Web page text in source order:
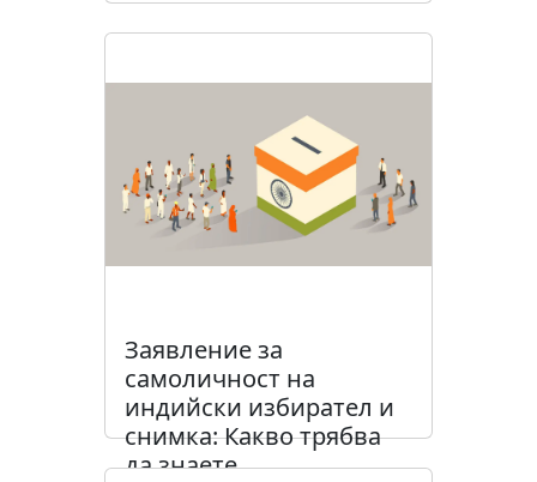
Заявление за
самоличност на
индийски избирател и
снимка: Какво трябва
да знаете